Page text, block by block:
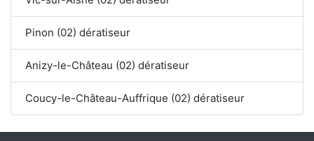
Pinon (02) dératiseur
Anizy-le-Château (02) dératiseur
Coucy-le-Château-Auffrique (02) dératiseur